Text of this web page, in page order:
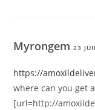
Myrongem23
https://
where can you get
[url=http://